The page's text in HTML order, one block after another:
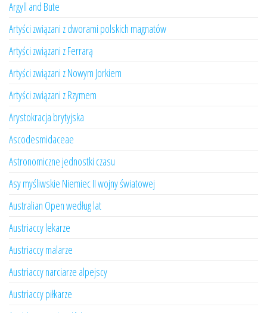
Argyll and Bute
Artyści związani z dworami polskich magnatów
Artyści związani z Ferrarą
Artyści związani z Nowym Jorkiem
Artyści związani z Rzymem
Arystokracja brytyjska
Ascodesmidaceae
Astronomiczne jednostki czasu
Asy myśliwskie Niemiec II wojny światowej
Australian Open według lat
Austriaccy lekarze
Austriaccy malarze
Austriaccy narciarze alpejscy
Austriaccy piłkarze